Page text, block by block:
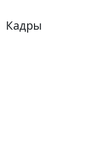
Кадры